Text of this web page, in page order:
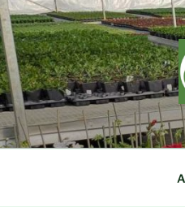
Aller
au
contenu
principal